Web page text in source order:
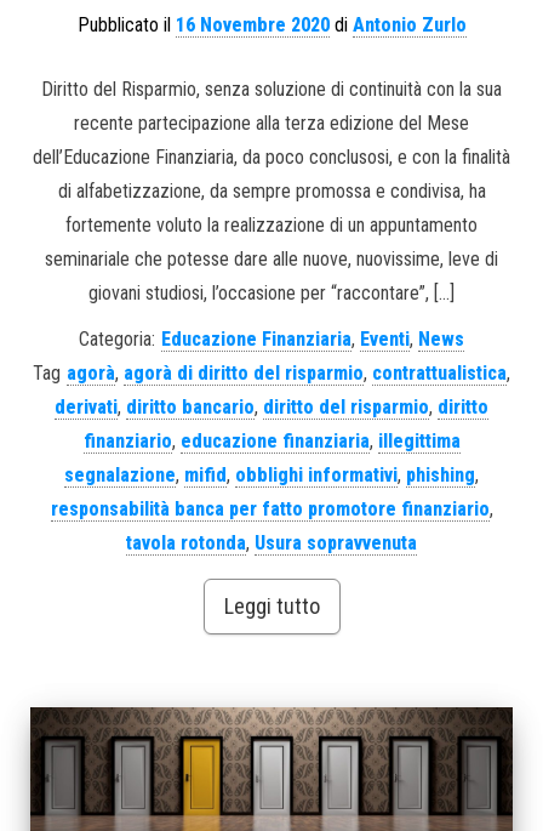
Pubblicato il 16 Novembre 2020di Antonio Zurlo
Diritto del Risparmio, senza soluzione di continuità con la sua
recente partecipazione alla terza edizione del Mese
dell’Educazione Finanziaria, da poco conclusosi, e con la finalità
di alfabetizzazione, da sempre promossa e condivisa, ha
fortemente voluto la realizzazione di un appuntamento
seminariale che potesse dare alle nuove, nuovissime, leve di
giovani studiosi, l’occasione per “raccontare”, […]
Categoria: Educazione Finanziaria, Eventi, News
Tag agorà, agorà di diritto del risparmio, contrattualistica,
derivati, diritto bancario, diritto del risparmio, diritto
finanziario, educazione finanziaria, illegittima
segnalazione, mifid, obblighi informativi, phishing,
responsabilità banca per fatto promotore finanziario,
tavola rotonda, Usura sopravvenuta
Leggi tutto